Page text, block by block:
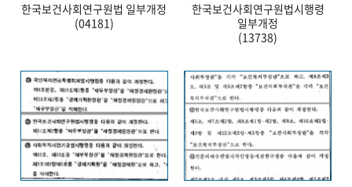
한국보건사회연구원법 일부개정
(04181)
한국보건사회연구원법시행령
일부개정
(13738)